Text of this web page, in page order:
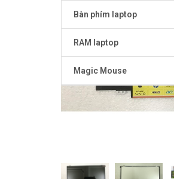
Bàn phím laptop
RAM laptop
Magic Mouse